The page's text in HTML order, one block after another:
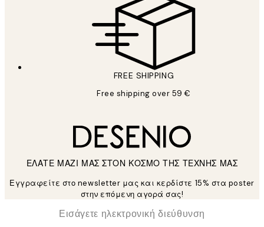
FREE SHIPPING
Free shipping over 59 €
ΕΛΑΤΕ ΜΑΖΙ ΜΑΣ ΣΤΟΝ ΚΟΣΜΟ ΤΗΣ ΤΕΧΝΗΣ ΜΑΣ
Εγγραφείτε στο newsletter μας και κερδίστε 15% στα poster
στην επόμενη αγορά σας!
Ηλεκτρονική Διεύθυνση